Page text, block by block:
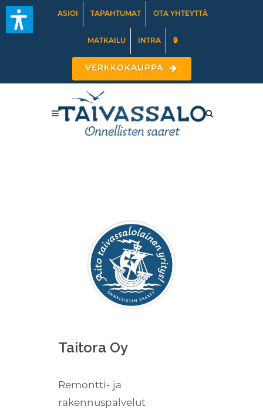
ASIOI TAPAHTUMAT OTA YHTEYTTÄ
MATKAILU INTRA 🔒
VERKKOKAUPPA
Taitora Oy
Remontti- ja
rakennuspalvelut